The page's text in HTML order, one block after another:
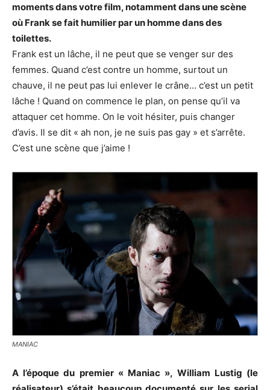
moments dans votre film, notamment dans une scène
où Frank se fait humilier par un homme dans des
toilettes.
Frank est un lâche, il ne peut que se venger sur des
femmes. Quand c’est contre un homme, surtout un
chauve, il ne peut pas lui enlever le crâne… c’est un petit
lâche ! Quand on commence le plan, on pense qu’il va
attaquer cet homme. On le voit hésiter, puis changer
d’avis. Il se dit « ah non, je ne suis pas gay » et s’arrête.
C’est une scène que j’aime !
MANIAC
A l’époque du premier « Maniac », William Lustig (le